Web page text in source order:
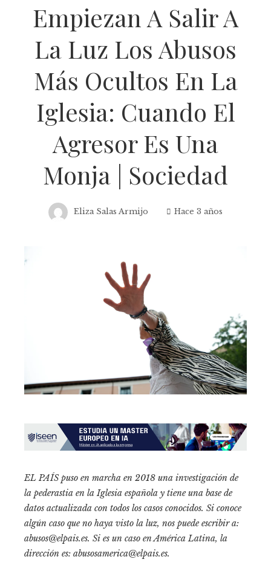
Empiezan A Salir A
La Luz Los Abusos
Más Ocultos En La
Iglesia: Cuando El
Agresor Es Una
Monja | Sociedad
Eliza Salas Armijo Hace 3 años
EL PAÍS puso en marcha en 2018 una investigación de
la pederastia en la Iglesia española y tiene una base de
datos actualizada con todos los casos conocidos. Si conoce
algún caso que no haya visto la luz, nos puede escribir a:
abusos@elpais.es. Si es un caso en América Latina, la
dirección es: abusosamerica@elpais.es.